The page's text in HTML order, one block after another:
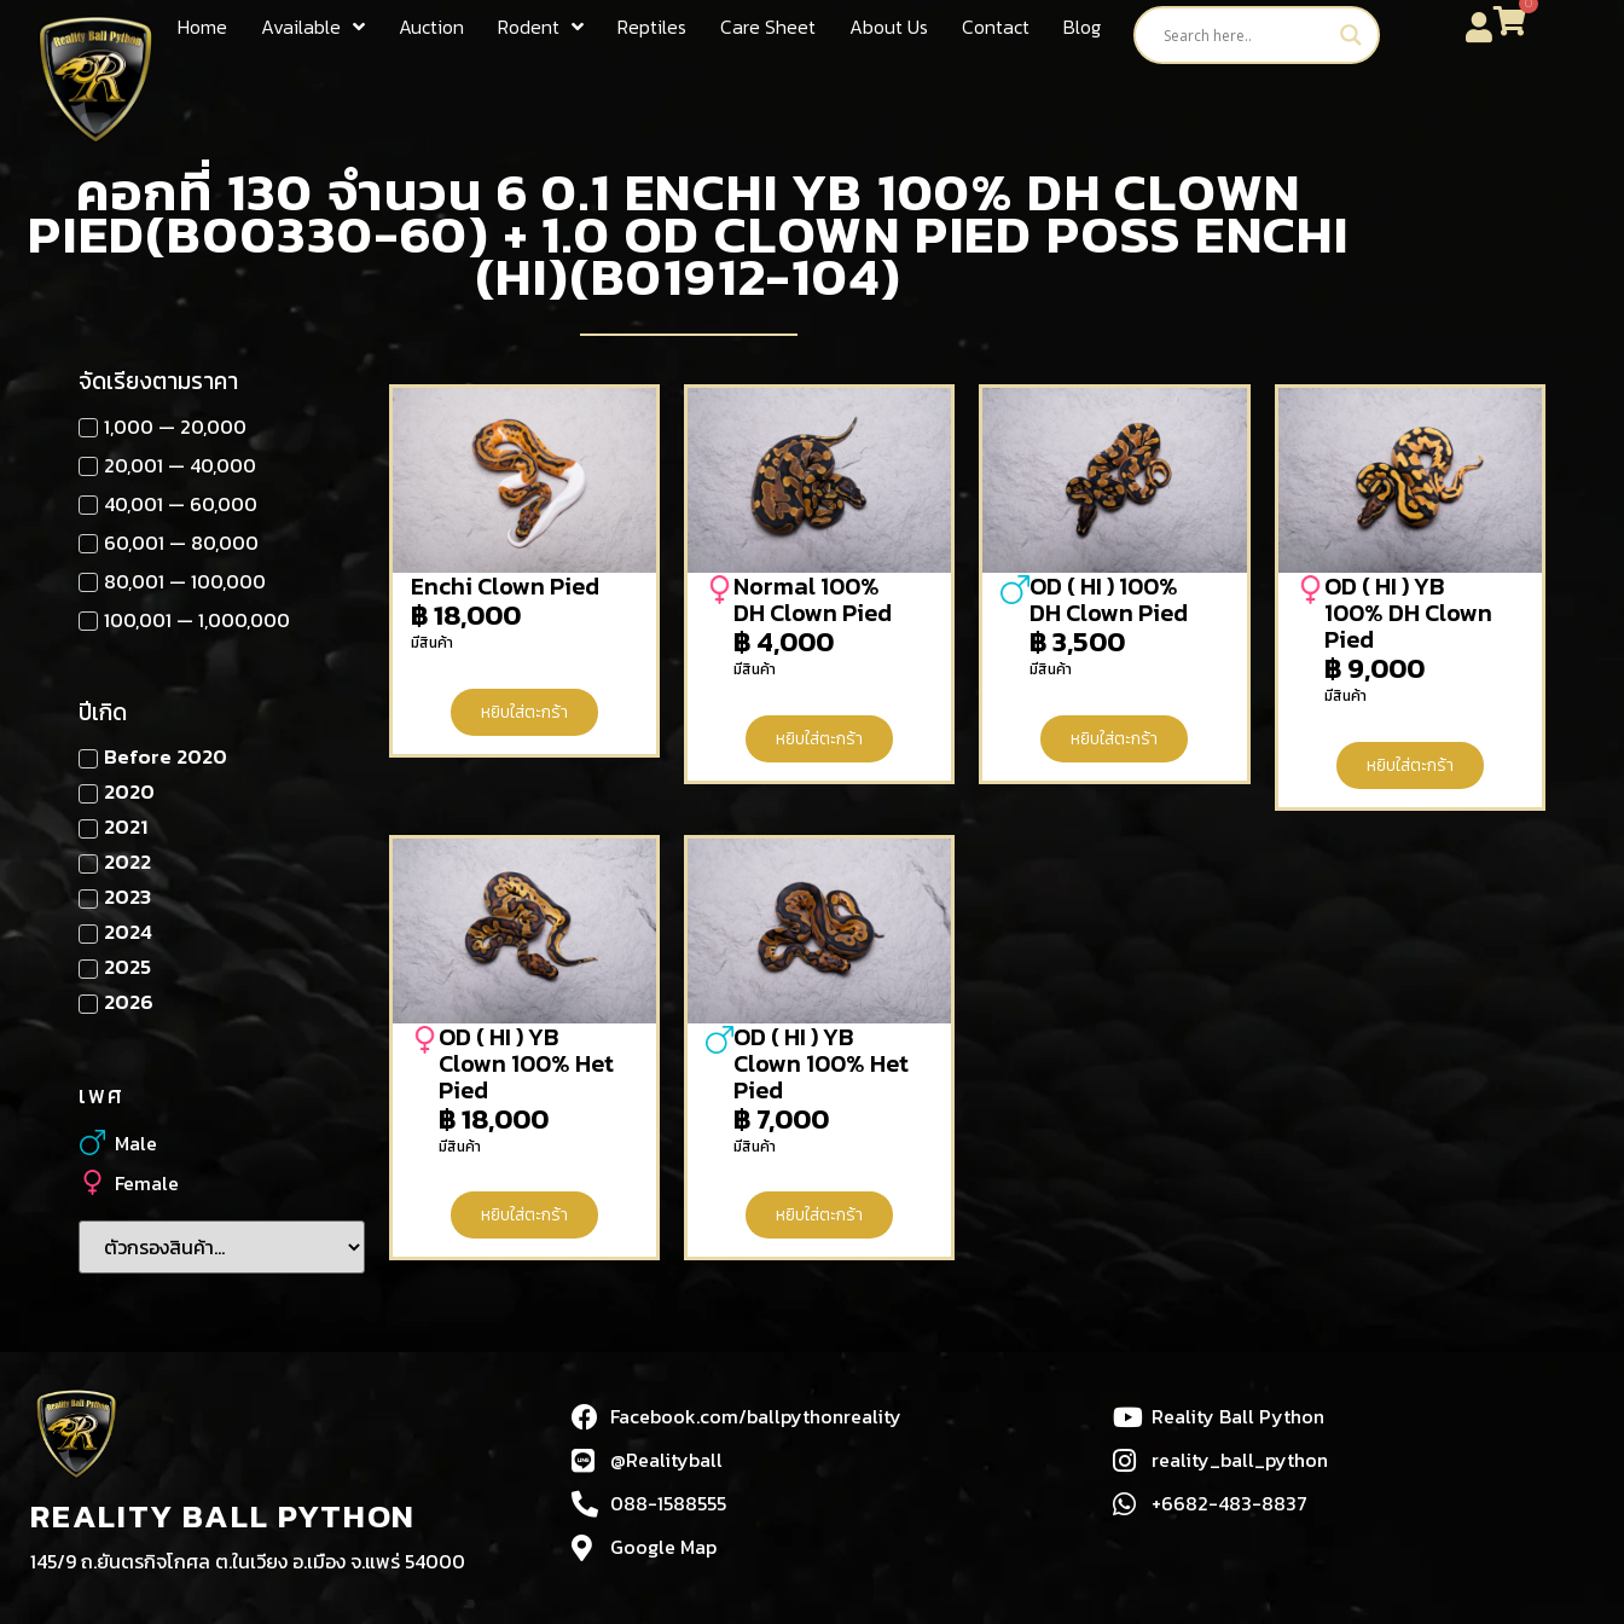
Home Available Auction Rodent Reptiles Care Sheet About Us Contact Blog
คอกที่ 130 จำนวน 6 0.1 ENCHI YB 100% DH CLOWN
PIED(B00330-60) + 1.0 OD CLOWN PIED POSS ENCHI
(HI)(B01912-104)
จัดเรียงตามราคา
1,000 — 20,000
20,001 — 40,000
40,001 — 60,000
60,001 — 80,000
80,001 — 100,000
100,001 — 1,000,000
ปีเกิด
Before 2020
2020
2021
2022
2023
2024
2025
2026
เพศ
Male
Female
Enchi Clown Pied
฿18,000
มีสินค้า
หยิบใส่ตะกร้า
Normal 100%
DH Clown Pied
฿4,000
มีสินค้า
หยิบใส่ตะกร้า
OD ( HI ) 100%
DH Clown Pied
฿3,500
มีสินค้า
หยิบใส่ตะกร้า
OD ( HI ) YB
100% DH Clown
Pied
฿9,000
มีสินค้า
หยิบใส่ตะกร้า
OD ( HI ) YB
Clown 100% Het
Pied
฿18,000
มีสินค้า
หยิบใส่ตะกร้า
OD ( HI ) YB
Clown 100% Het
Pied
฿7,000
มีสินค้า
หยิบใส่ตะกร้า
REALITY BALL PYTHON
145/9 ถ.ยันตรกิจโกศล ต.ในเวียง อ.เมือง จ.แพร่ 54000
Facebook.com/ballpythonreality
@Realityball
088-1588555
Google Map
Reality Ball Python
reality_ball_python
+6682-483-8837